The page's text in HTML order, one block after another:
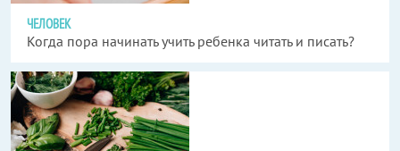
ЧЕЛОВЕК
Когда пора начинать учить ребенка читать и писать?